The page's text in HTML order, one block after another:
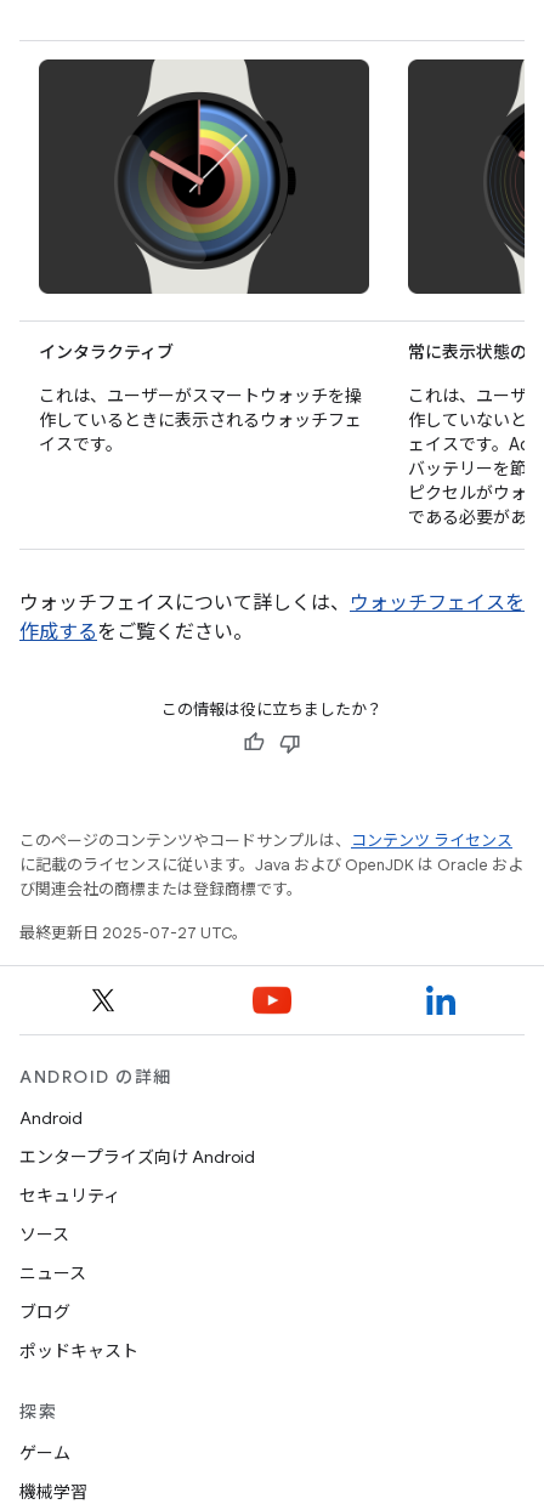
インタラクティブ
これは、ユーザーがスマートウォッチを操
作しているときに表示されるウォッチフェ
イスです。
常に表示状態の
これは、ユーザ
作していないと
ェイスです。
バッテリーを節
ピクセルがウォ
である必要があ
ウォッチフェイスについて詳しくは、 ウォッチフェイスを
作成するをご覧ください。
この情報は役に立ちましたか？
このページのコンテンツやコードサンプルは、
コンテンツ ライセンス
に記載のライセンスに従います。Java および OpenJDK は Oracle およ
び関連会社の商標または登録商標です。
最終更新日 2025-07-27 UTC。
ANDROID の詳細
Android
エンタープライズ向け Android
セキュリティ
ソース
ニュース
ブログ
ポッドキャスト
探索
ゲーム
機械学習